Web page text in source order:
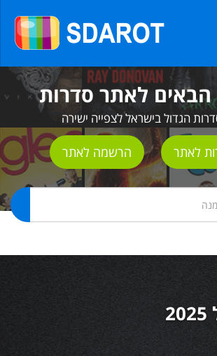
הבאים לאתר סדרות
הגדול בישראל לצפייה ישירה
לאתר הרשמה לאתר